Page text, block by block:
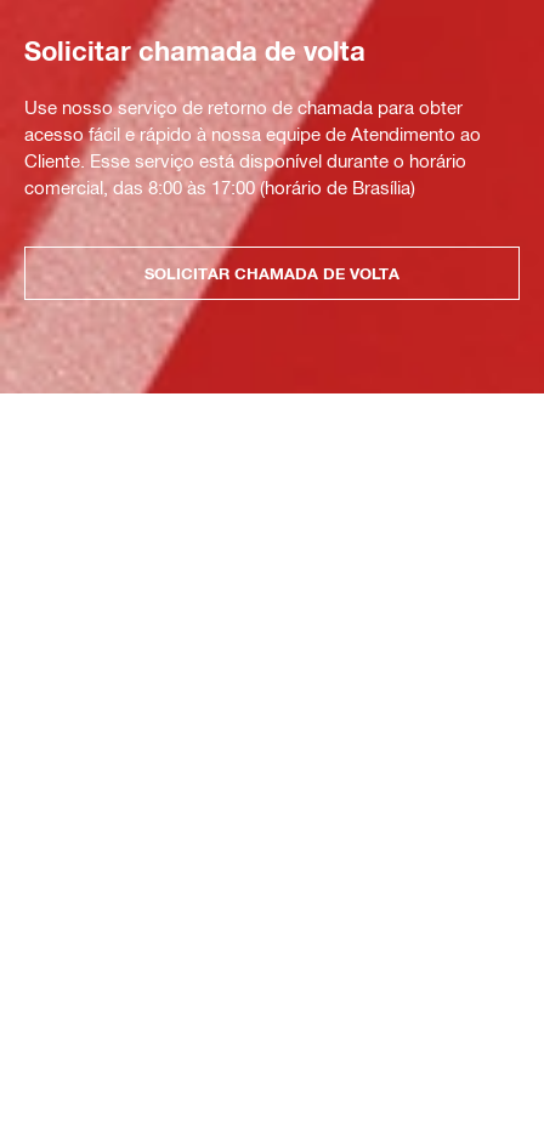
Solicitar chamada de volta
Use nosso serviço de retorno de chamada para obter
acesso fácil e rápido à nossa equipe de Atendimento ao
Cliente. Esse serviço está disponível durante o horário
comercial, das 8:00 às 17:00 (horário de Brasília)
SOLICITAR CHAMADA DE VOLTA